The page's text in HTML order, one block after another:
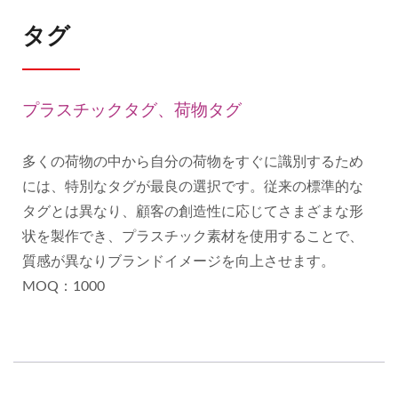
タグ
プラスチックタグ、荷物タグ
多くの荷物の中から自分の荷物をすぐに識別するため
には、特別なタグが最良の選択です。従来の標準的な
タグとは異なり、顧客の創造性に応じてさまざまな形
状を製作でき、プラスチック素材を使用することで、
質感が異なりブランドイメージを向上させます。
MOQ：1000